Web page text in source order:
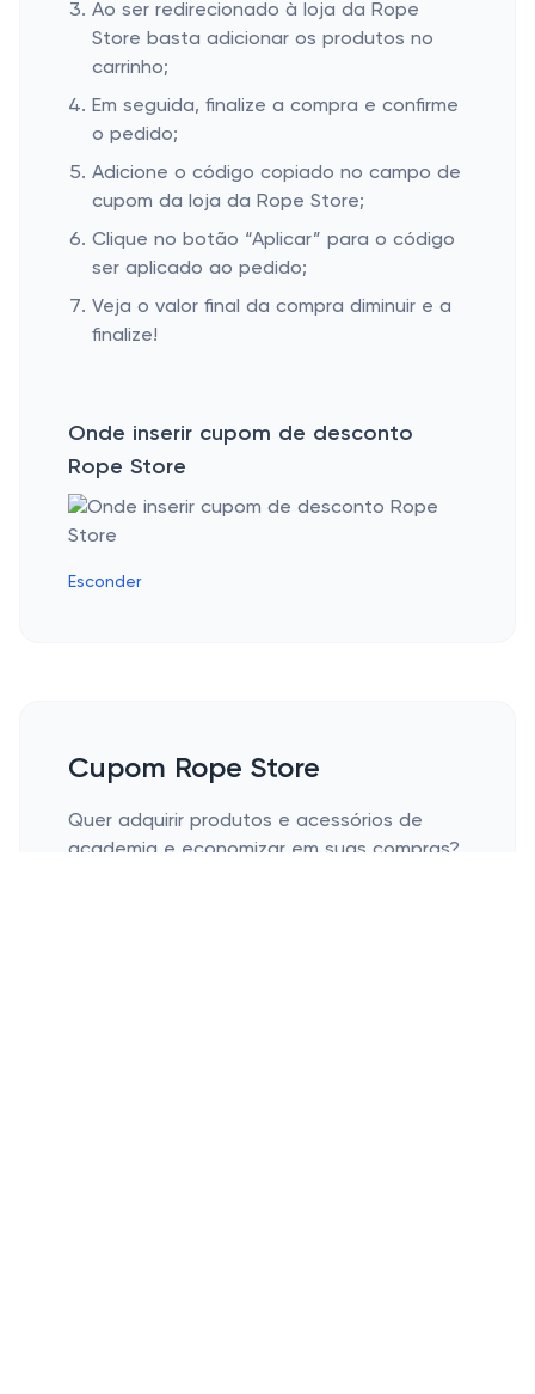
Ao ser redirecionado à loja da Rope
Store basta adicionar os produtos no
carrinho;
Em seguida, finalize a compra e confirme
o pedido;
Adicione o código copiado no campo de
cupom da loja da Rope Store;
Clique no botão “Aplicar” para o código
ser aplicado ao pedido;
Veja o valor final da compra diminuir e a
finalize!
Onde inserir cupom de desconto
Rope Store
Esconder
Cupom Rope Store
Quer adquirir produtos e acessórios de
academia e economizar em suas compras?